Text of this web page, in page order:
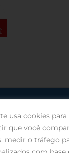
usa cookies
que você
medir o tráfego